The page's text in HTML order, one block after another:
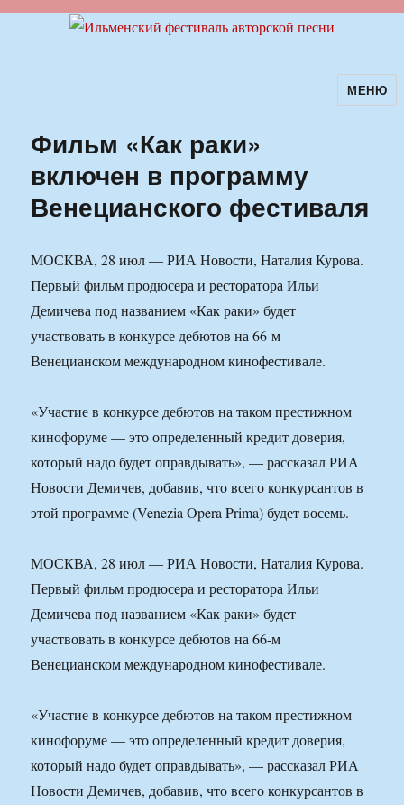
Ильменский фестиваль авторскойМЕНЮ
Фильм «Как раки»
включен в программу
Венецианского фестиваля
МОСКВА, 28 июл — РИА Новости, Наталия Курова.
Первый фильм продюсера и ресторатора Ильи
Демичева под названием «Как раки» будет
участвовать в конкурсе дебютов на 66-м
Венецианском международном кинофестивале.
«Участие в конкурсе дебютов на таком престижном
кинофоруме — это определенный кредит доверия,
который надо будет оправдывать», — рассказал РИА
Новости Демичев, добавив, что всего конкурсантов в
этой программе (Venezia Opera Prima) будет восемь.
МОСКВА, 28 июл — РИА Новости, Наталия Курова.
Первый фильм продюсера и ресторатора Ильи
Демичева под названием «Как раки» будет
участвовать в конкурсе дебютов на 66-м
Венецианском международном кинофестивале.
«Участие в конкурсе дебютов на таком престижном
кинофоруме — это определенный кредит доверия,
который надо будет оправдывать», — рассказал РИА
Новости Демичев, добавив, что всего конкурсантов в